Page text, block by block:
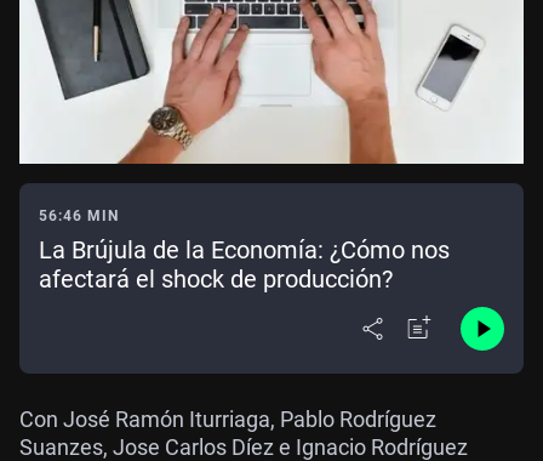
56:46 MIN
La Brújula de la Economía: ¿Cómo nos
afectará el shock de producción?
Con José Ramón Iturriaga, Pablo Rodríguez
Suanzes, Jose Carlos Díez e Ignacio Rodríguez